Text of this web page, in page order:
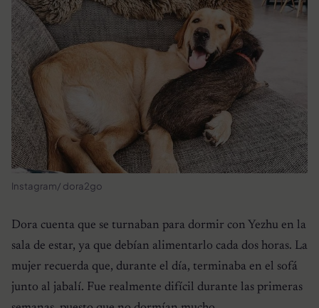
Instagram/ dora2go
Dora cuenta que se turnaban para dormir con Yezhu en la
sala de estar, ya que debían alimentarlo cada dos horas. La
mujer recuerda que, durante el día, terminaba en el sofá
junto al jabalí. Fue realmente difícil durante las primeras